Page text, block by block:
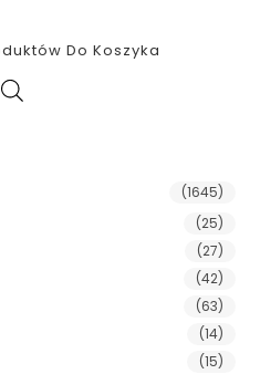
Do Koszyka
(1645)
(25)
(27)
(42)
(63)
(14)
(15)